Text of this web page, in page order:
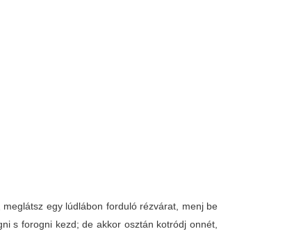
egy lúdlábon forduló rézvárat, menj be
s forogni kezd; de akkor osztán kotródj onnét,